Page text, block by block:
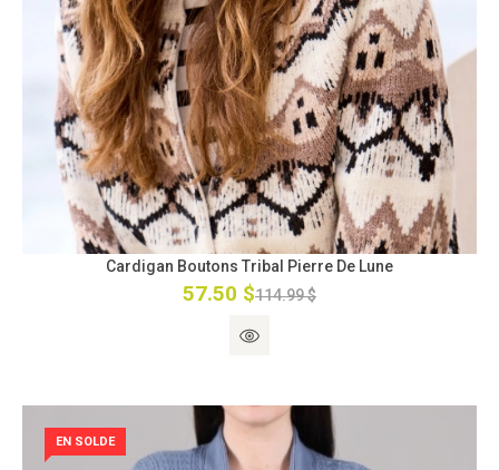
Cardigan Boutons Tribal Pierre De Lune
57.50 $114.99 $
EN SOLDE